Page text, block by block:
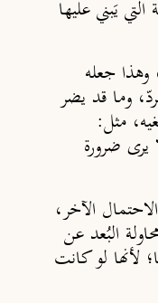
يَبني عليها
جعله
وما قد يضر
مثل:
يرى ضرورة
الآخر،
البُعد عن
لأنها لو كانت